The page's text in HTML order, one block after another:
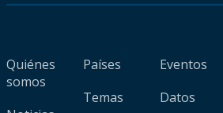
Quiénes
somos
Países
Temas
Eventos
Datos